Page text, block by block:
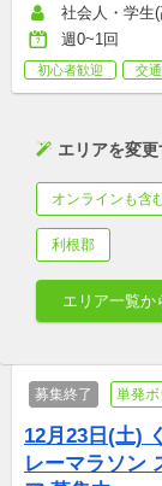
社会人・学生
週0~1回
初心者歓迎 交
エリアを変更
オンラインも含
利根郡
エリア一覧か
募集終了 単発
12月23日(土)
レーマラソン